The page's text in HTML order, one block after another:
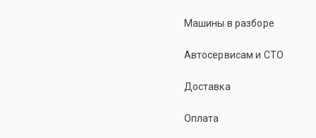
Машины в разборе
Автосервисам и СТО
Доставка
Оплата